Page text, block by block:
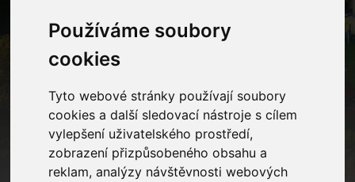
Používáme soubory
cookies
Tyto webové stránky používají soubory
cookies a další sledovací nástroje s cílem
vylepšení uživatelského prostředí,
zobrazení přizpůsobeného obsahu a
reklam, analýzy návštěvnosti webových
Fotogalerie
Home Fotogalerie